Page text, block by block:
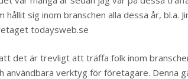
hållit sig inom branschen alla dessa år,
todaysweb.se
det är trevligt att träffa folk inom
användbara verktyg för företagare. Denna